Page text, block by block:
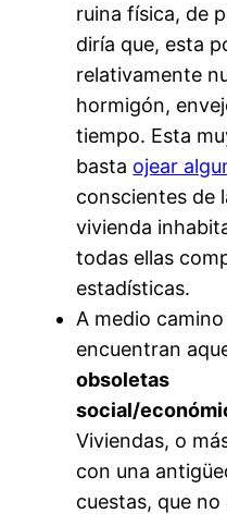
ruina física, de
diría que, esta
relativamente
hormigón,
tiempo. Esta
basta ojear
conscientes de
vivienda
todas ellas
estadísticas.
A medio
encuentran
obsoletas
social/
Viviendas, o
con una
cuestas, que